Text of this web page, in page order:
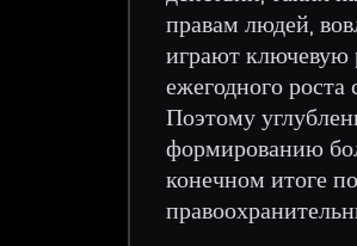
правам людей,
играют ключевую
ежегодного
Поэтому
формированию
конечном итоге